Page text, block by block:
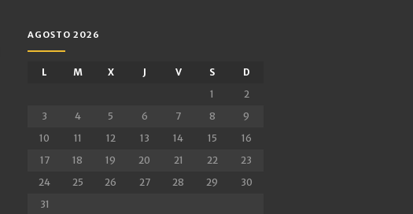
AGOSTO 2026
L M X J V S
D
1
2
3
4 5 6 7 8
9
10
11 12 13 14 15
16
17
18 19 20 21 22
23
24
25 26 27 28 29
30
31